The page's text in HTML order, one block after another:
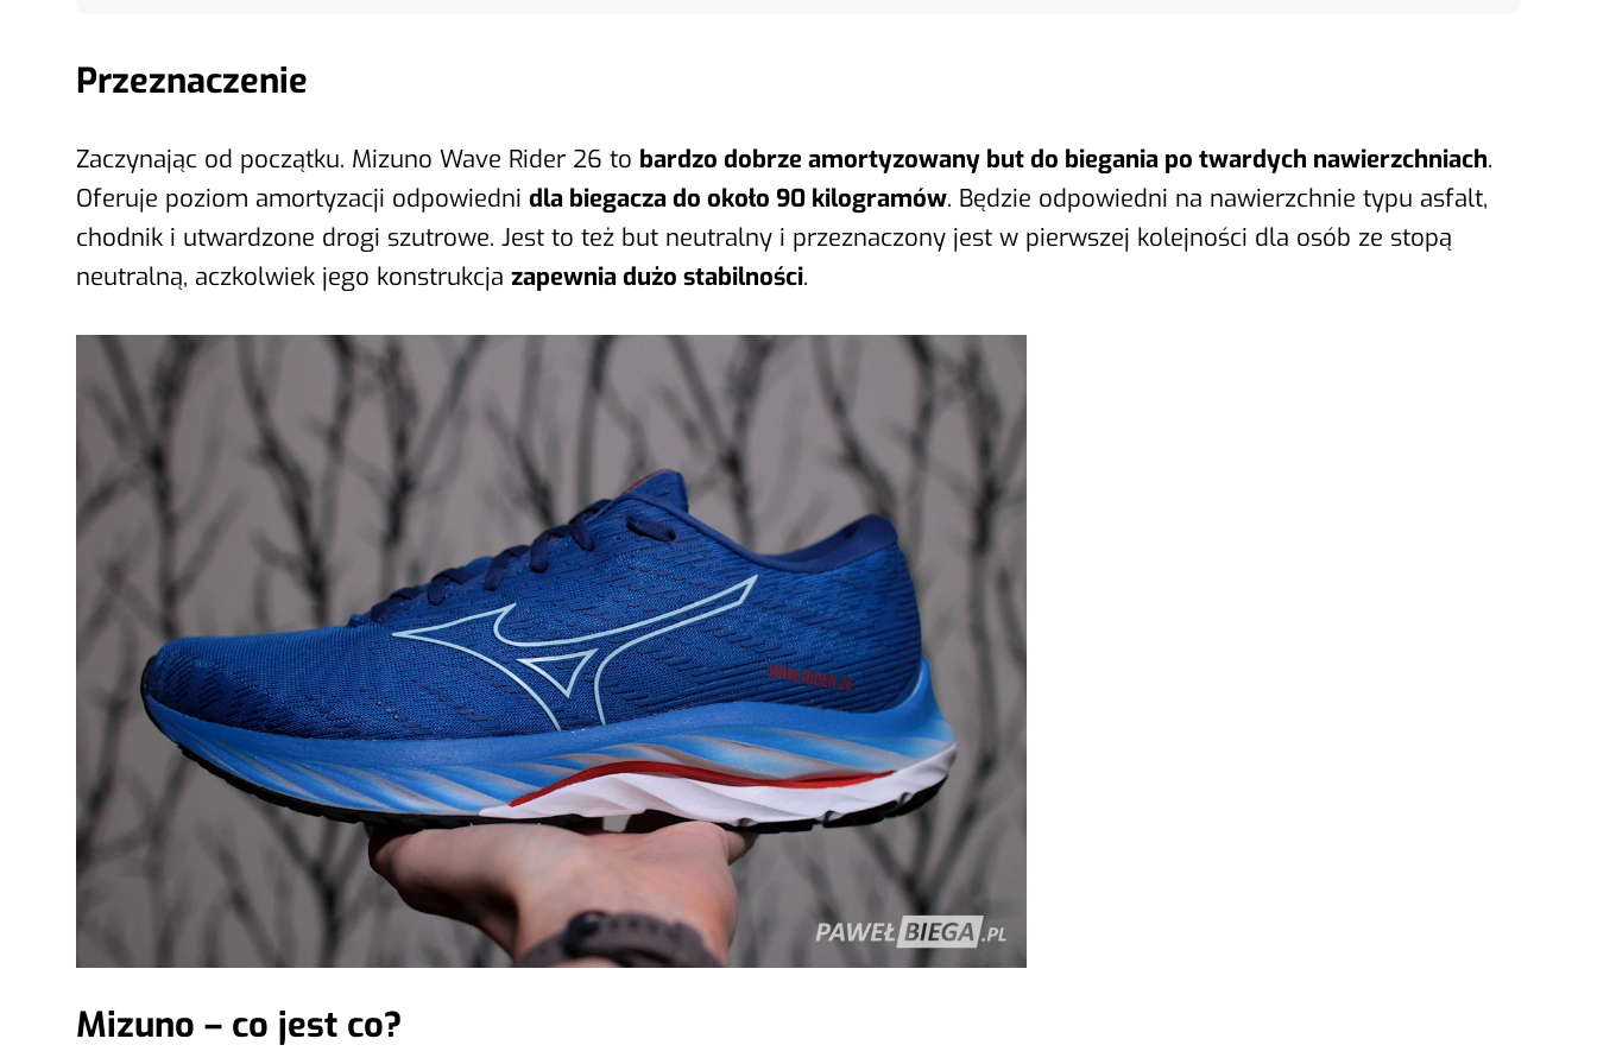
Przeznaczenie
Zaczynając od początku. Mizuno Wave Rider 26 to bardzo dobrze amortyzowany but do biegania po twardych nawierzchniach.
Oferuje poziom amortyzacji odpowiedni dla biegacza do około 90 kilogramów. Będzie odpowiedni na nawierzchnie typu asfalt,
chodnik i utwardzone drogi szutrowe. Jest to też but neutralny i przeznaczony jest w pierwszej kolejności dla osób ze stopą
neutralną, aczkolwiek jego konstrukcja zapewnia dużo stabilności.
Mizuno – co jest co?